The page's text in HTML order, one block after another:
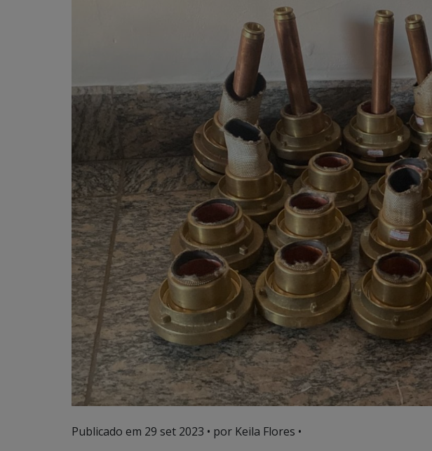
Publicado em 29 set 2023 • por Keila Flores •